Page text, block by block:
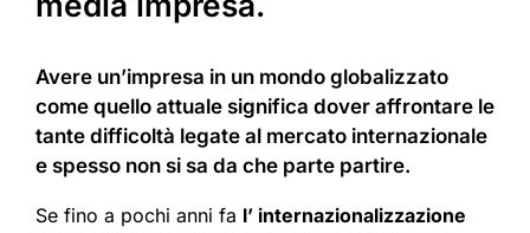
Avere un’impresa in un mondo globalizzato
come quello attuale significa dover affrontare le
tante difficoltà legate al mercato internazionale
e spesso non si sa da che parte partire.
Se fino a pochi anni fa l’ internazionalizzazione